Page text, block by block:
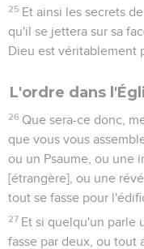
25 Et ainsi les secrets
qu'il se jettera sur sa
Dieu est véritablement
L'ordre dans
26 Que sera-ce donc,
que vous vous
ou un Psaume, ou une
[étrangère], ou une
tout se fasse pour
27 Et si quelqu'un parle
fasse par deux, ou tout